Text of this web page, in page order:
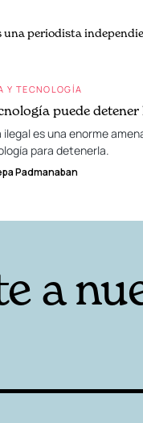
una periodista
Y TECNOLOGÍA
puede detener
ilegal es una enorme
para detenerla.
Padmanaban
a